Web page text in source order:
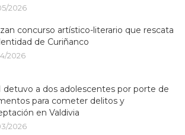
2026
concurso artístico-literario que rescata
de Curiñanco
2026
detuvo a dos adolescentes por porte de
para cometer delitos y
en Valdivia
2026